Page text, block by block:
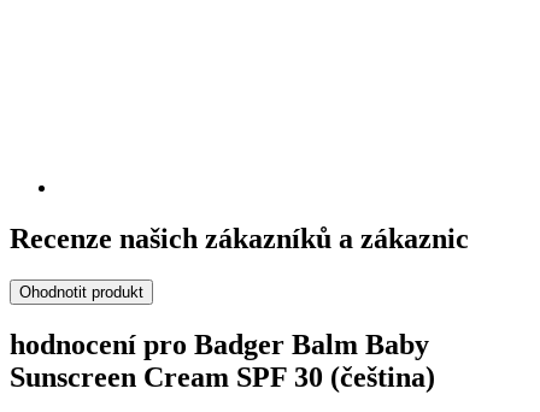
Recenze našich zákazníků a zákaznic
Ohodnotit produkt
hodnocení pro Badger Balm Baby
Sunscreen Cream SPF 30 (čeština)